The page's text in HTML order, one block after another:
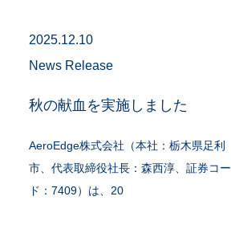
2025.12.10
News Release
秋の献血を実施しました
AeroEdge株式会社（本社：栃木県足利
市、代表取締役社長：森西淳、証券コー
ド：7409）は、20